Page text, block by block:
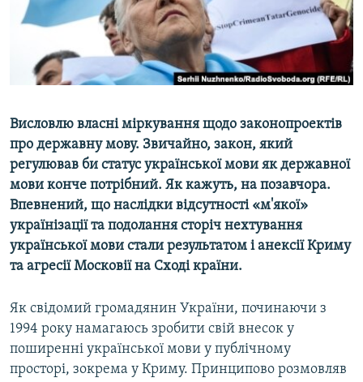
ВІДЕОУРОКИ «ELIFBE»
СВІДЧЕННЯ ОКУПАЦІЇ
УКРАЇНСЬКА ПРОБЛЕМА КРИМУ
Русский
Qırımtatar
Усі сайти RFE/RL
Висловлю власні міркування щодо законопроектів
про державну мову. Звичайно, закон, який
регулював би статус української мови як державної
мови конче потрібний. Як кажуть, на позавчора.
Впевнений, що наслідки відсутності «м'якої»
українізації та подолання сторіч нехтування
української мови стали результатом і анексії Криму
та агресії Московії на Сході країни.
Як свідомий громадянин України, починаючи з
1994 року намагаюсь зробити свій внесок у
поширенні української мови у публічному
просторі, зокрема у Криму. Принципово розмовляв